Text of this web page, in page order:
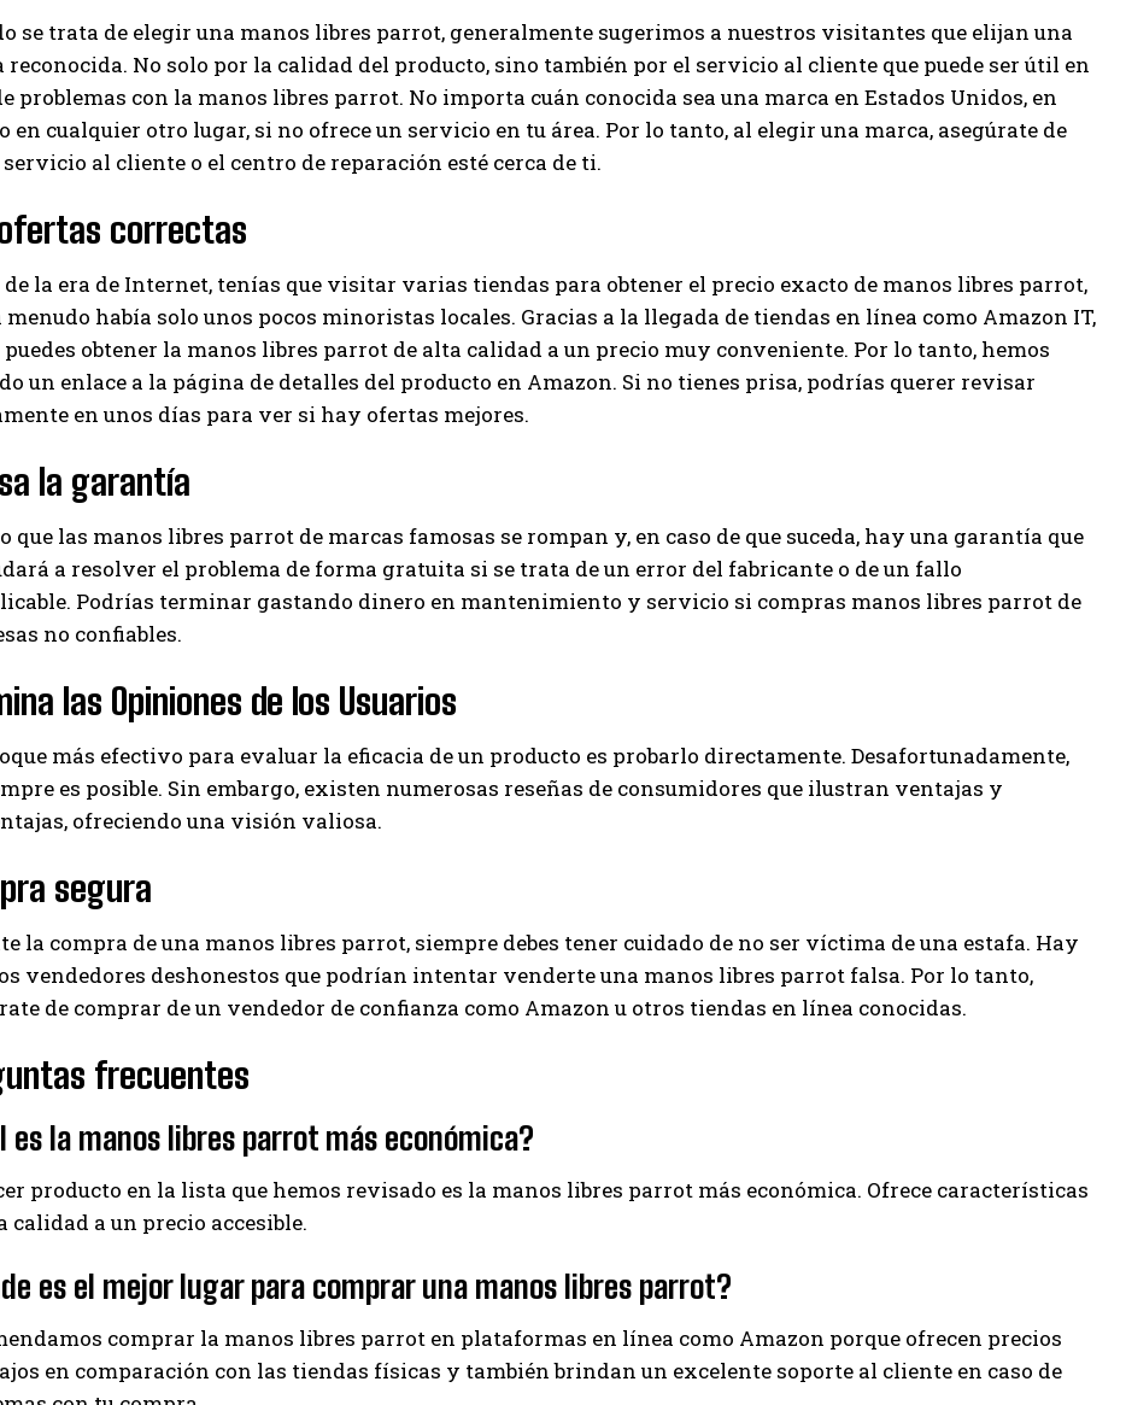
se trata de elegir una manos libres parrot, generalmente sugerimos a nuestros visitantes que elijan una
reconocida. No solo por la calidad del producto, sino también por el servicio al cliente que puede ser útil en
problemas con la manos libres parrot. No importa cuán conocida sea una marca en Estados Unidos, en
en cualquier otro lugar, si no ofrece un servicio en tu área. Por lo tanto, al elegir una marca, asegúrate de
servicio al cliente o el centro de reparación esté cerca de ti.
correctas
la era de Internet, tenías que visitar varias tiendas para obtener el precio exacto de manos libres parrot,
menudo había solo unos pocos minoristas locales. Gracias a la llegada de tiendas en línea como Amazon IT,
obtener la manos libres parrot de alta calidad a un precio muy conveniente. Por lo tanto, hemos
un enlace a la página de detalles del producto en Amazon. Si no tienes prisa, podrías querer revisar
en unos días para ver si hay ofertas mejores.
la garantía
que las manos libres parrot de marcas famosas se rompan y, en caso de que suceda, hay una garantía que
a resolver el problema de forma gratuita si se trata de un error del fabricante o de un fallo
Podrías terminar gastando dinero en mantenimiento y servicio si compras manos libres parrot de
no confiables.
las Opiniones de los Usuarios
más efectivo para evaluar la eficacia de un producto es probarlo directamente. Desafortunadamente,
es posible. Sin embargo, existen numerosas reseñas de consumidores que ilustran ventajas y
ofreciendo una visión valiosa.
segura
la compra de una manos libres parrot, siempre debes tener cuidado de no ser víctima de una estafa. Hay
vendedores deshonestos que podrían intentar venderte una manos libres parrot falsa. Por lo tanto,
de comprar de un vendedor de confianza como Amazon u otros tiendas en línea conocidas.
frecuentes
es la manos libres parrot más económica?
producto en la lista que hemos revisado es la manos libres parrot más económica. Ofrece características
calidad a un precio accesible.
es el mejor lugar para comprar una manos libres parrot?
comprar la manos libres parrot en plataformas en línea como Amazon porque ofrecen precios
en comparación con las tiendas físicas y también brindan un excelente soporte al cliente en caso de